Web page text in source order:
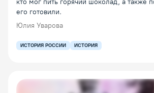
кто мог пить горячий шоколад, а также
его готовили.
Юлия Уварова
ИСТОРИЯ РОССИИ ИСТОРИЯ